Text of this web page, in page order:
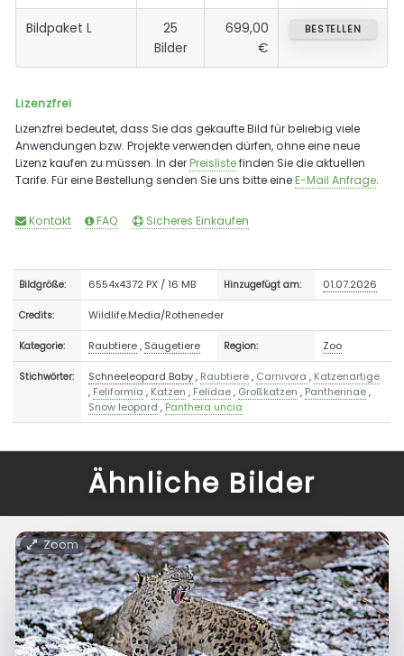
Bildpaket L
25
Bilder
699,00
€
BESTELLEN
Lizenzfrei
Lizenzfrei bedeutet, dass Sie das gekaufte Bild für beliebig viele
Anwendungen bzw. Projekte verwenden dürfen, ohne eine neue
Lizenz kaufen zu müssen. In derPreislistefinden Sie die aktuellen
Tarife. Für eine Bestellung senden Sie uns bitte eineE-Mail Anfrage.
Kontakt FAQ Sicheres Einkaufen
Bildgröße: 6554x4372 PX / 16 MB Hinzugefügt am: 01.07.2026
Credits: Wildlife.Media/Rotheneder
Kategorie: Raubtiere, Säugetiere Region: Zoo
Stichwörter: Schneeleopard Baby, Raubtiere, Carnivora , Katzenartige
, Feliformia , Katzen , Felidae, Großkatzen , Pantherinae,
Snow leopard , Panthera uncia
Ähnliche Bilder
Zoom